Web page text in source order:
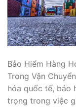
Bảo Hiểm Hàng
Trong Vận
hóa quốc tế, bảo
trọng trong việc